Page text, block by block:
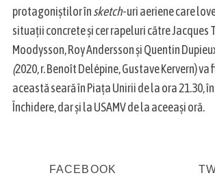
protagoniștilor însketch-uri aeriene care
situații concrete și cer rapeluri către Jacques
Moodysson, Roy Andersson și Quentin
(2020, r. Benoît Delépine, Gustave Kervern)
această seară în Piața Unirii de la ora 21.30,
Închidere, dar și la USAMV de la aceeași oră.
FACEBOOK